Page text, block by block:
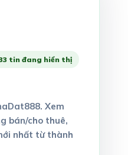
tin đang hiển thị
Xem
bán/cho thuê,
nhất từ thành